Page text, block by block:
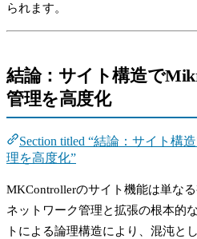
られます。
結論：サイト構造で
管理を高度化
Section titled “結論：サイト構
理を高度化”
MKControllerのサイト機能は単な
ネットワーク管理と拡張の根本的
トによる論理構造により、混沌と